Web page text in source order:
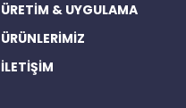
ÜRETİM & UYGULAMA
ÜRÜNLERİMİZ
İLETİŞİM